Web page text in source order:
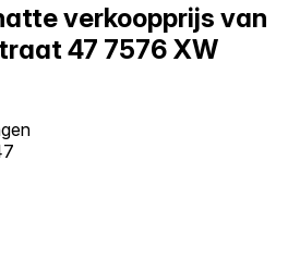
verkoopprijs van
47 7576 XW